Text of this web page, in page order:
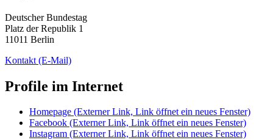
Deutscher Bundestag
Platz der Republik 1
11011 Berlin
Kontakt (E-Mail)
Profile im Internet
Homepage (Externer Link, Link öffnet ein neues Fenster)
Facebook (Externer Link, Link öffnet ein neues Fenster)
Instagram (Externer Link, Link öffnet ein neues Fenster)